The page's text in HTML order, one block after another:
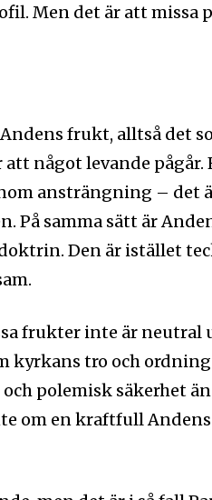
Men det är att missa
frukt, alltså det
att något levande
ansträngning – det
På samma sätt är
Den är istället
frukter inte är neutral
kyrkans tro och
polemisk säkerhet
om en kraftfull